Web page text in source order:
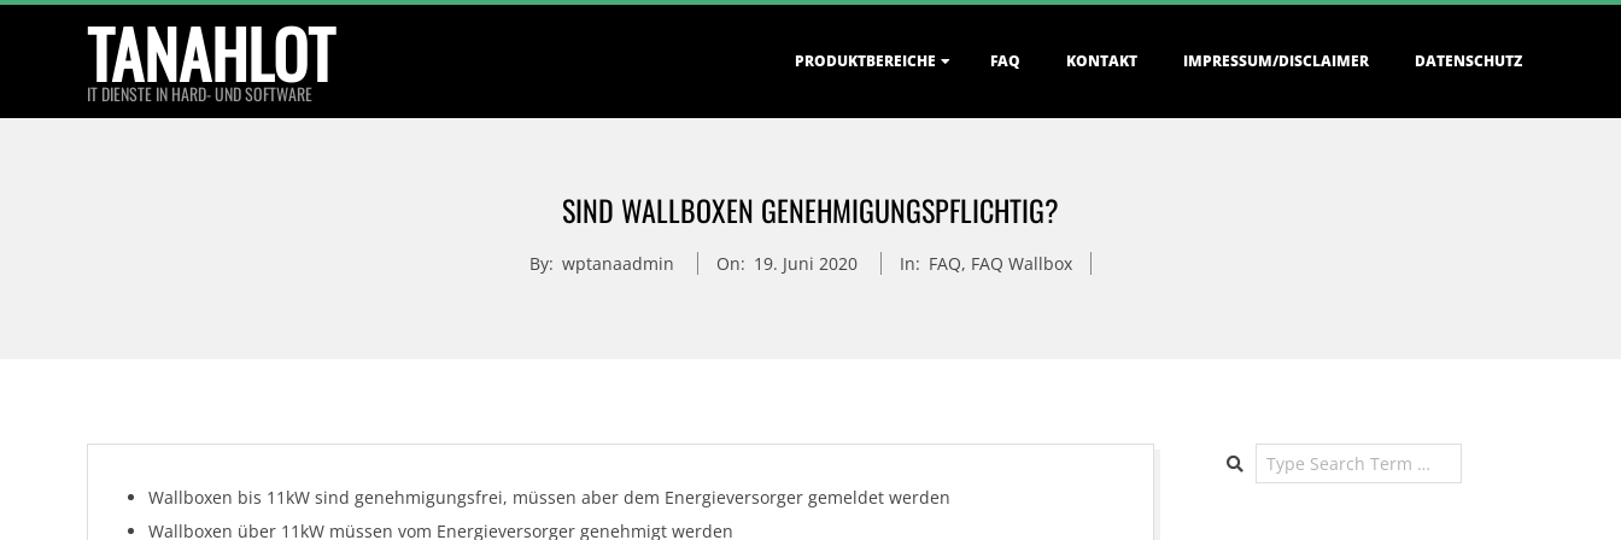
TANAHLOT
IT DIENSTE IN HARD- UND SOFTWARE
PRODUKTBEREICHE FAQ KONTAKT IMPRESSUM/DISCLAIMER DATENSCHUTZ
SIND WALLBOXEN GENEHMIGUNGSPFLICHTIG?
By: wptanaadmin On: 19. Juni 2020 In: FAQ, FAQ Wallbox
Wallboxen bis 11kW sind genehmigungsfrei, müssen aber dem Energieversorger gemeldet werden
Wallboxen über 11kW müssen vom Energieversorger genehmigt werden
Search